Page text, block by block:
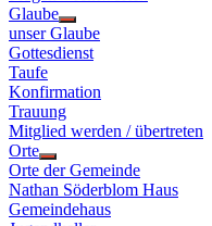
Glaube
Show
sub
menu
unser Glaube
Gottesdienst
Taufe
Konfirmation
Trauung
Mitglied werden / übertreten
Orte
Show
sub
menu
Orte der Gemeinde
Nathan Söderblom Haus
Gemeindehaus